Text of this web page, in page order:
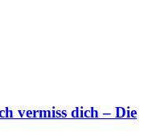
vermiss dich – Die